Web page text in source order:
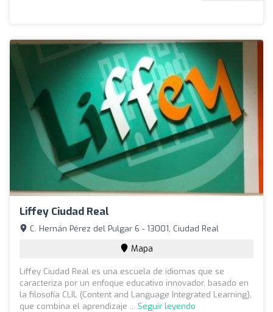
Liffey Ciudad Real
C. Hernán Pérez del Pulgar 6 - 13001, Ciudad Real
Mapa
Liffey Ciudad Real es una escuela de idiomas que se
caracteriza por un enfoque educativo innovador, basado en
la filosofía CLIL (Content and Language Integrated Learning),
que combina el aprendizaje ... Seguir leyendo